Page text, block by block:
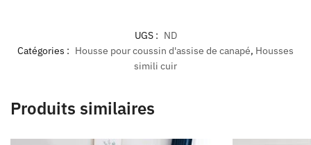
UGS : ND
Catégories : Housse pour coussin d'assise de canapé, Housses
simili cuir
Produits similaires